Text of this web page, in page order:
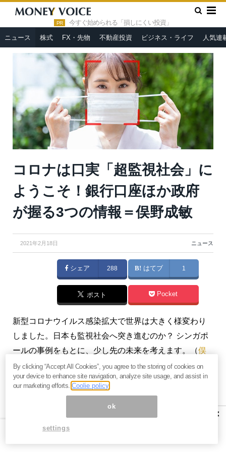
PR 今すぐ始められる「損しにくい投資」
ニュース 株式 FX・先物 不動産投資 ビジネス・ライフ 人気連
HOME » ニュース »
コロナは口実「超監視社会」にようこそ！
銀行口座ほか政府が握る3つの情報＝俣野成敏
コロナは口実「超監視社会」に
ようこそ！銀行口座ほか政府
が握る3つの情報＝俣野成敏
2021年2月18日 ニュース
シェア 288 はてブ 1
ポスト Pocket
新型コロナウイルス感染拡大で世界は大きく様変わり
しました。日本も監視社会へ突き進むのか？ シンガポ
ールの事例をもとに、少し先の未来を考えます。（俣
野成敏の『サラリーマンを「副業」にしよう』実践
編）
俣野成敏の『サラリーマンを「副業」
にしよう』実践編』2021年2月15日号の一部抜粋で
す。ご興味をお持ちの方はぜひこの機会に
無料のお試し購読をどうぞ。
×
By clicking “Accept All Cookies”, you agree to the storing of cookies on
your device to enhance site navigation, analyze site usage, and assist in
our marketing efforts.Coolie policy
ok
settings